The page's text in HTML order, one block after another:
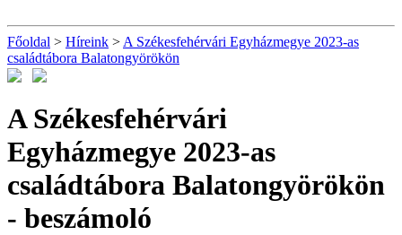
Főoldal > Híreink > A Székesfehérvári Egyházmegye 2023-as
családtábora Balatongyörökön
A Székesfehérvári
Egyházmegye 2023-as
családtábora Balatongyörökön
- beszámoló